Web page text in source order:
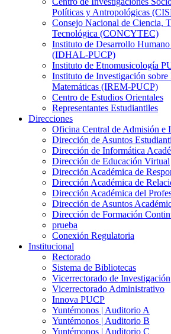
Políticas y Antropológicas
Consejo Nacional de Ciencia,
Tecnológica (CONCYTEC)
Instituto de Desarrollo
(IDHAL-PUCP)
Instituto de Etnomusicología
Instituto de Investigación sobre
Matemáticas (IREM-PUCP)
Centro de Estudios Orientales
Representantes Estudiantiles
Direcciones
Oficina Central de Admisión e
Dirección de Asuntos
Dirección de Informática
Dirección de Educación Virtual
Dirección Académica de
Dirección Académica de
Dirección Académica del
Dirección de Asuntos
Dirección de Formación
prueba
Conexión Regulatoria
Institucional
Rectorado
Sistema de Bibliotecas
Vicerrectorado de Investigación
Vicerrectorado Administrativo
Innova PUCP
Yuntémonos | Auditorio A
Yuntémonos | Auditorio B
Yuntémonos | Auditorio C